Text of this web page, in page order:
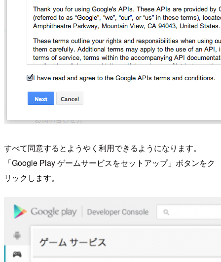
すべて同意するとようやく利用できるようになります。
「Google Play ゲームサービスをセットアップ」ボタンをク
リックします。